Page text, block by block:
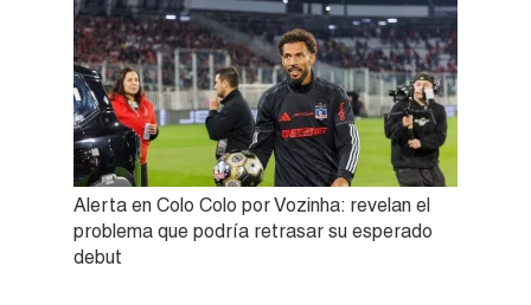
Alerta en Colo Colo por Vozinha: revelan el
problema que podría retrasar su esperado
debut